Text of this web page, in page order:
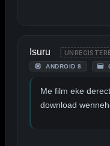
Isuru
ANDROID 8
Me film eke
download